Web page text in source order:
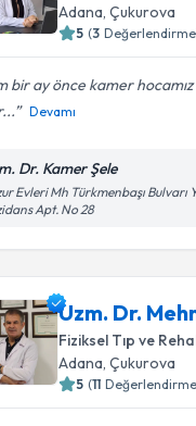
Adana , Çukurova
5 (3
bir ay önce kamer hocamız
Devamı
Dr. Kamer Şele
Evleri Mh Türkmenbaşı Bulvarı
Apt. No 28
Uzm. Dr.
Fiziksel Tıp ve
Adana , Çukurova
5 (11